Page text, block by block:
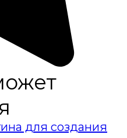
для создания